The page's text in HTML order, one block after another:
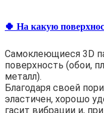
🍀 На какую
Самоклеющиеся 3D
поверхность (обои,
металл).
Благодаря своей
эластичен, хорошо
гасит вибрации и,